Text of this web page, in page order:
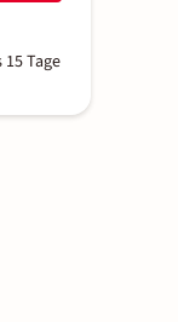
Tage